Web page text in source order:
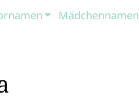
Mädchennamen